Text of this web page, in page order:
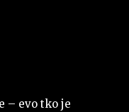
– evo tko je